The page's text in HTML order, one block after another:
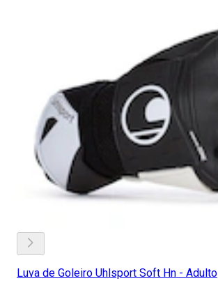
Luva de Goleiro Uhlsport Soft Hn - Adulto